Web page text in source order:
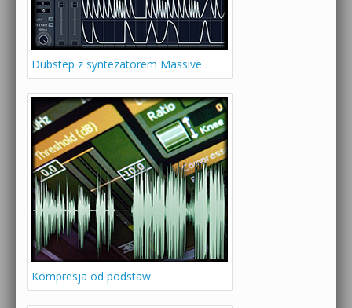
Dubstep z syntezatorem Massive
Kompresja od podstaw